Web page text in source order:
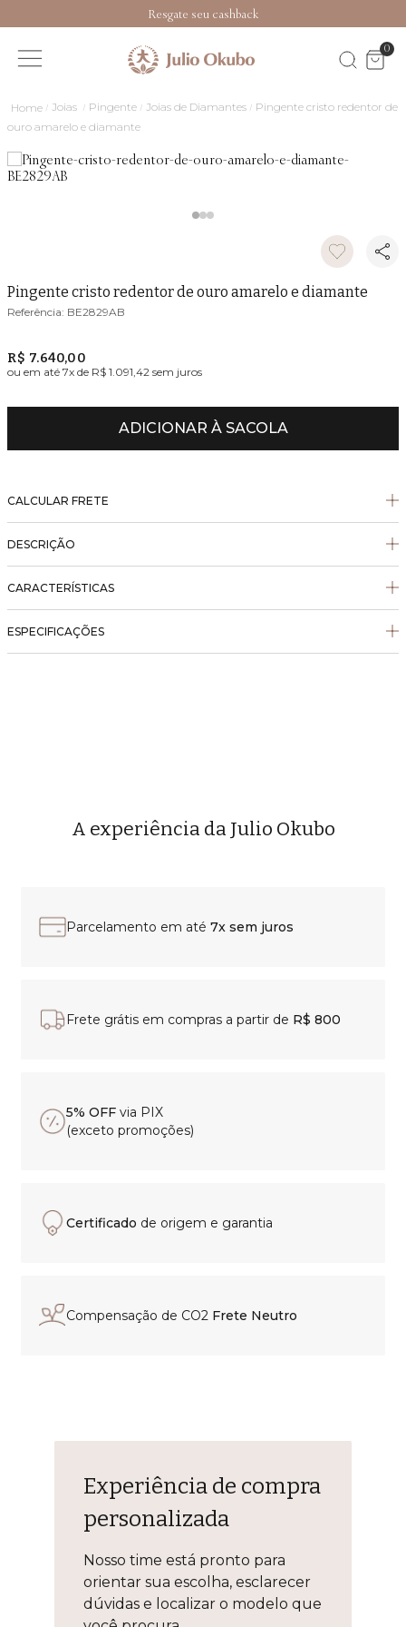
Resgate seu cashback
0
Joias Pingente Joias de Diamantes
Pingente cristo redentor de
ouro amarelo e diamante
Pingente cristo redentor de ouro amarelo e diamante
BE2829AB
R$ 7.640,00
ou em até 7x de R$ 1.091,42 sem juros
ADICIONAR À SACOLA
CALCULAR FRETE
DESCRIÇÃO
CARACTERÍSTICAS
ESPECIFICAÇÕES
A experiência da Julio Okubo
Parcelamento em até 7x sem juros
Frete grátis em compras a partir de R$ 800
5% OFF via PIX
(exceto promoções)
Certificado de origem e garantia
Compensação de CO2 Frete Neutro
Experiência de compra
personalizada
Nosso time está pronto para
orientar sua escolha, esclarecer
dúvidas e localizar o modelo que